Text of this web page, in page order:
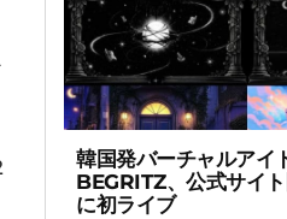
韓国発バーチャルアイ
BEGRITZ、公式サイ
に初ライブ